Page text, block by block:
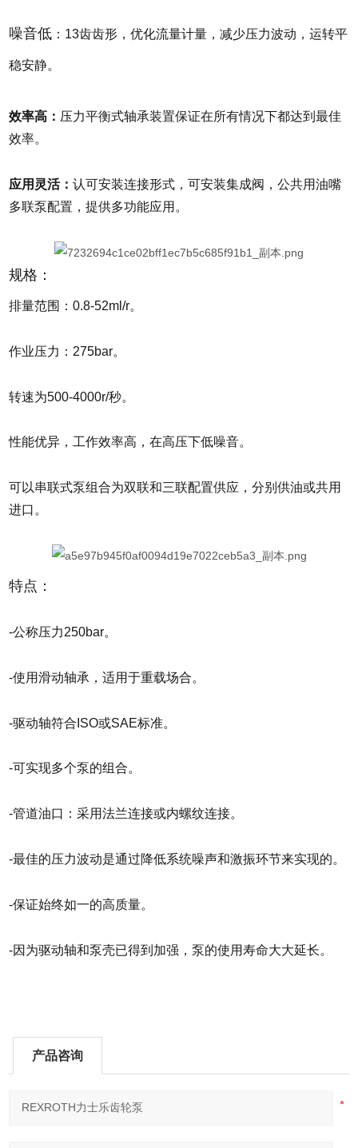
噪音低 ： 13齿齿形，优化流量计量，减少压力波动，运转平
稳安静。
效率高： 压力平衡式轴承装置保证在所有情况下都达到最佳
效率。
应用灵活：认可安装连接形式，可安装集成阀，公共用油嘴
多联泵配置，提供多功能应用。
规格：
排量范围：0.8-52ml/r。
作业压力：275bar。
转速为500-4000r/秒。
性能优异，工作效率高，在高压下低噪音。
可以串联式泵组合为双联和三联配置供应，分别供油或共用
进口。
特点：
-公称压力250bar。
-使用滑动轴承，适用于重载场合。
-驱动轴符合ISO或SAE标准。
-可实现多个泵的组合。
-管道油口：采用法兰连接或内螺纹连接。
-最佳的压力波动是通过降低系统噪声和激振环节来实现的。
-保证始终如一的高质量。
-因为驱动轴和泵壳已得到加强，泵的使用寿命大大延长。
产品咨询